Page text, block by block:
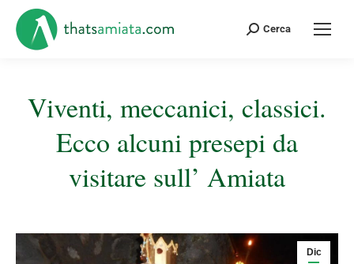
Cerca:
Cerca
Viventi, meccanici, classici.
Ecco alcuni presepi da
visitare sull’ Amiata
Dic